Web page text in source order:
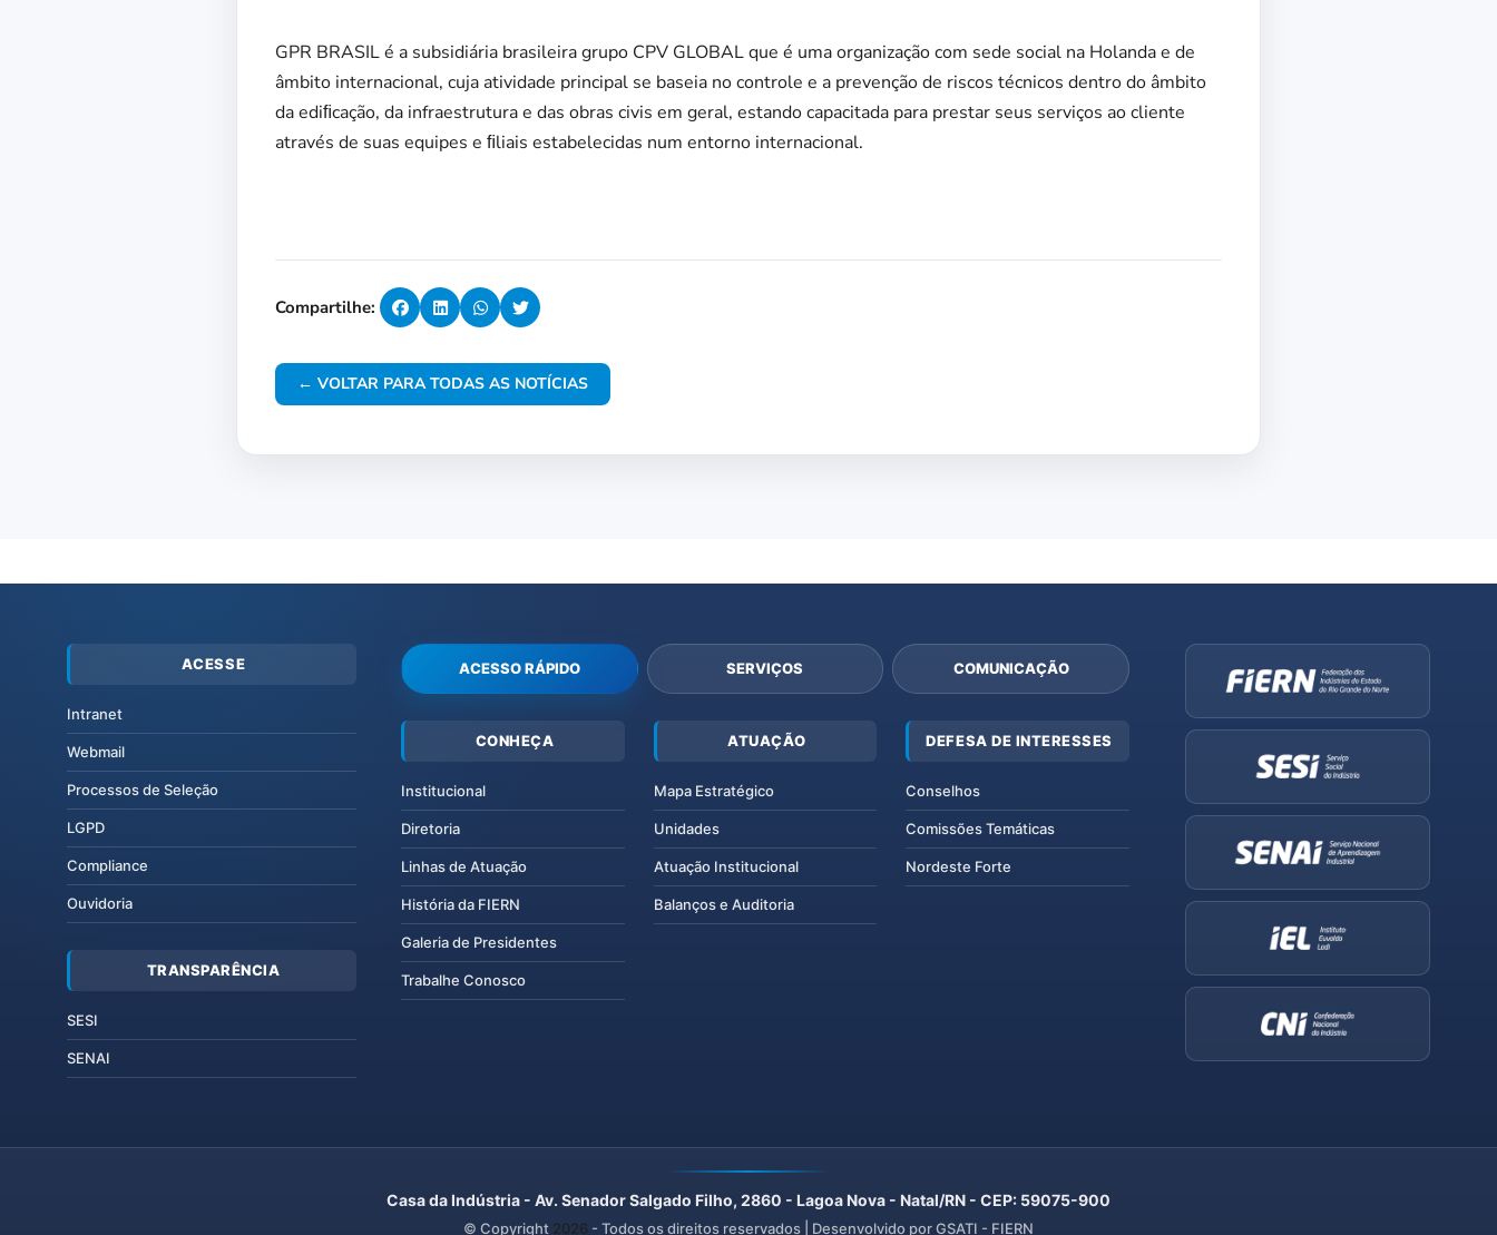
GPR BRASIL é a subsidiária brasileira grupo CPV GLOBAL que é uma organização com sede social na Holanda e de
âmbito internacional, cuja atividade principal se baseia no controle e a prevenção de riscos técnicos dentro do âmbito
da ediﬁcação, da infraestrutura e das obras civis em geral, estando capacitada para prestar seus serviços ao cliente
através de suas equipes e ﬁliais estabelecidas num entorno internacional.
Compartilhe:
← VOLTAR PARA TODAS AS NOTÍCIAS
ACESSE
Intranet
Webmail
Processos de Seleção
LGPD
Compliance
Ouvidoria
TRANSPARÊNCIA
SESI
SENAI
ACESSO RÁPIDO SERVIÇOS COMUNICAÇÃO
CONHEÇA
Institucional
Diretoria
Linhas de Atuação
História da FIERN
Galeria de Presidentes
Trabalhe Conosco
ATUAÇÃO
Mapa Estratégico
Unidades
Atuação Institucional
Balanços e Auditoria
DEFESA DE INTERESSES
Conselhos
Comissões Temáticas
Nordeste Forte
Casa da Indústria - Av. Senador Salgado Filho, 2860 - Lagoa Nova - Natal/RN - CEP: 59075-900
© Copyright 2026 - Todos os direitos reservados | Desenvolvido por GSATI - FIERN